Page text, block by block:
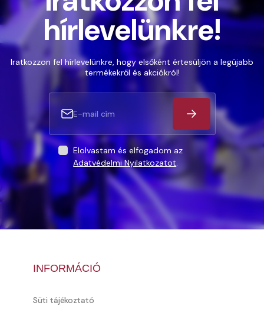
hírlevelünkre!
Iratkozzon fel hírlevelünkre, hogy elsőként értesüljön a legújabb
termékekről és akciókról!
Elolvastam és elfogadom az
Adatvédelmi Nyilatkozatot.
INFORMÁCIÓ
Süti tájékoztató